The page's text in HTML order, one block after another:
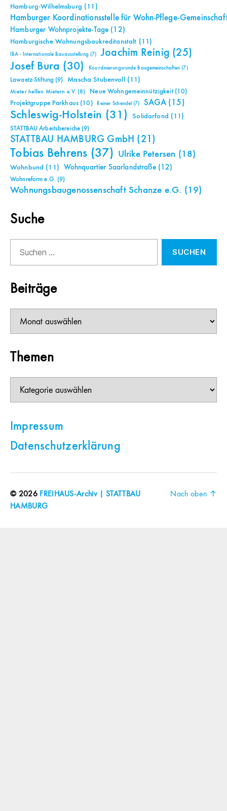
Hamburg-Wilhelmsburg (11)
Hamburger Koordinationsstelle für Wohn-Pflege-
Hamburger Wohnprojekte-Tage (12)
Hamburgische Wohnungsbaukreditanstalt (11)
IBA - Internationale Bauausstellung (7) Joachim Reinig (25)
Josef Bura (30) Koordinierungsrunde Baugemeinschaften (7)
Lawaetz-Stiftung (9) Mascha Stubenvoll (11)
Mieter helfen Mietern e.V. (8) Neue Wohngemeinnützigkeit(10)
Projektgruppe Parkhaus (10) Reiner Schendel (7) SAGA(15)
Schleswig-Holstein (31) Solidarfond (11)
STATTBAU Arbeitsbereiche (9)
STATTBAU HAMBURG GmbH (21)
Tobias Behrens (37) Ulrike Petersen (18)
Wohnbund (11) Wohnquartier Saarlandstraße(12)
Wohnreform e.G.(9)
Wohnungsbaugenossenschaft Schanze e.G. (19)
Suche
nach:
Beiträge
Themen
Impressum
Datenschutzerklärung
© 2026 FREIHAUS-Archiv | STATTBAU
HAMBURG
Nach oben ↑